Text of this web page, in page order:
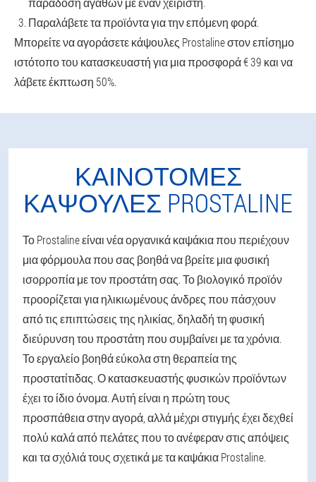
Παραλάβετε τα προϊόντα για την επόμενη φορά.
Μπορείτε να αγοράσετε κάψουλες Prostaline στον επίσημο
ιστότοπο του κατασκευαστή για μια προσφορά € 39 και να
λάβετε έκπτωση 50%.
ΚΑΙΝΟΤΌΜΕΣ
ΚΆΨΟΥΛΕΣ PROSTALINE
Το Prostaline είναι νέα οργανικά καψάκια που περιέχουν
μια φόρμουλα που σας βοηθά να βρείτε μια φυσική
ισορροπία με τον προστάτη σας. Το βιολογικό προϊόν
προορίζεται για ηλικιωμένους άνδρες που πάσχουν
από τις επιπτώσεις της ηλικίας, δηλαδή τη φυσική
διεύρυνση του προστάτη που συμβαίνει με τα χρόνια.
Το εργαλείο βοηθά εύκολα στη θεραπεία της
προστατίτιδας. Ο κατασκευαστής φυσικών προϊόντων
έχει το ίδιο όνομα. Αυτή είναι η πρώτη τους
προσπάθεια στην αγορά, αλλά μέχρι στιγμής έχει δεχθεί
πολύ καλά από πελάτες που το ανέφεραν στις απόψεις
και τα σχόλιά τους σχετικά με τα καψάκια Prostaline.